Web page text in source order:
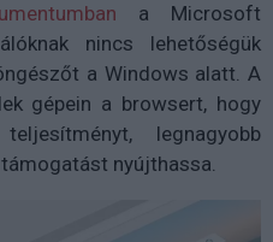
a Microsoft
nincs lehetőségük
a Windows alatt. A
gépein a browsert, hogy
legnagyobb
nyújthassa.